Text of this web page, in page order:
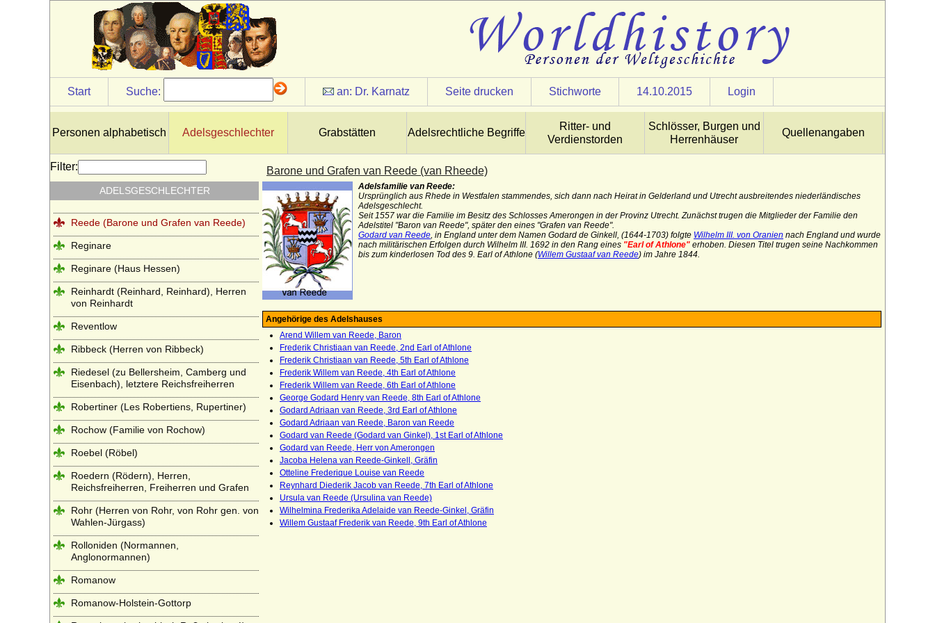
Start Suche: an: Dr. Karnatz Seite drucken Stichworte 14.10.2015 Login
Personen alphabetisch Adelsgeschlechter Grabstätten Adelsrechtliche Begriffe
Ritter- und
Verdienstorden
Schlösser, Burgen und
Herrenhäuser
Quellenangaben
Barone und Grafen van Reede (van Rheede)
Adelsfamilie van Reede:
Ursprünglich aus Rhede in Westfalen stammendes, sich dann nach Heirat in Gelderland und Utrecht ausbreitendes niederländisches
Adelsgeschlecht.
Seit 1557 war die Familie im Besitz des Schlosses Amerongen in der Provinz Utrecht. Zunächst trugen die Mitglieder der Familie den
Adelstitel "Baron van Reede", später den eines "Grafen van Reede".
Godard van Reede, in England unter dem Namen Godard de Ginkell, (1644-1703) folgte Wilhelm III. von Oranien nach England und wurde
nach militärischen Erfolgen durch Wilhelm III. 1692 in den Rang eines "Earl of Athlone" erhoben. Diesen Titel trugen seine Nachkommen
bis zum kinderlosen Tod des 9. Earl of Athlone (Willem Gustaaf van Reede) im Jahre 1844.
Angehörige des Adelshauses
Arend Willem van Reede, Baron
Frederik Christiaan van Reede, 2nd Earl of Athlone
Frederik Christiaan van Reede, 5th Earl of Athlone
Frederik Willem van Reede, 4th Earl of Athlone
Frederik Willem van Reede, 6th Earl of Athlone
George Godard Henry van Reede, 8th Earl of Athlone
Godard Adriaan van Reede, 3rd Earl of Athlone
Godard Adriaan van Reede, Baron van Reede
Godard van Reede (Godard van Ginkel), 1st Earl of Athlone
Godard van Reede, Herr von Amerongen
Jacoba Helena van Reede-Ginkell, Gräfin
Otteline Frederique Louise van Reede
Reynhard Diederik Jacob van Reede, 7th Earl of Athlone
Ursula van Reede (Ursulina van Reede)
Wilhelmina Frederika Adelaide van Reede-Ginkel, Gräfin
Willem Gustaaf Frederik van Reede, 9th Earl of Athlone
Filter:
ADELSGESCHLECHTER
Quitzow
Ramin (Herren von Ramin)
Rantzau (Adelsfamilie Rantzau)
Raschkau (Raschke, Raschkow,
Rautter (Herren von Rautter und Grafen
Reden (Rehden, Rheden), Herren,
Freiherren und Graf von Reden
Redern (Herren und Grafen von Redern)
Reede (Barone und Grafen van Reede)
Reginare
Reginare (Haus Hessen)
Reinhardt (Reinhard, Reinhard), Herren
von Reinhardt
Reventlow
Ribbeck (Herren von Ribbeck)
Riedesel (zu Bellersheim, Camberg und
Eisenbach), letztere Reichsfreiherren
Robertiner (Les Robertiens, Rupertiner)
Rochow (Familie von Rochow)
Roebel (Röbel)
Roedern (Rödern), Herren,
Reichsfreiherren, Freiherren und Grafen
Rohr (Herren von Rohr, von Rohr gen. von
Wahlen-Jürgass)
Rolloniden (Normannen,
Anglonormannen)
Romanow
Romanow-Holstein-Gottorp